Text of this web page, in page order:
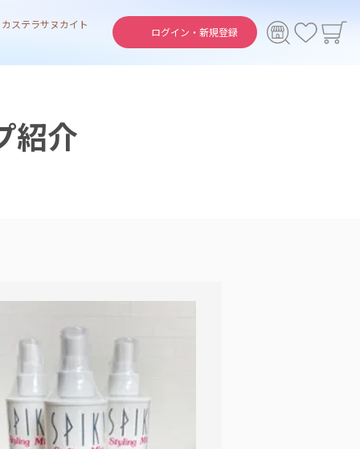
ログイン・ 新規登録
カステラサヌカイト
紹介